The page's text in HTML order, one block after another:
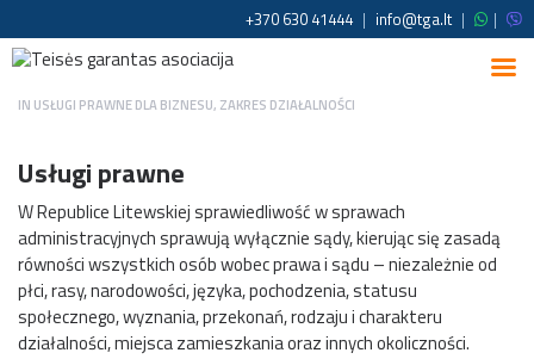
+370 630 41444 | info@tga.lt | |
IN USŁUGI PRAWNE DLA BIZNESU, ZAKRES DZIAŁALNOŚCI
Usługi prawne
W Republice Litewskiej sprawiedliwość w sprawach
administracyjnych sprawują wyłącznie sądy, kierując się zasadą
równości wszystkich osób wobec prawa i sądu – niezależnie od
płci, rasy, narodowości, języka, pochodzenia, statusu
społecznego, wyznania, przekonań, rodzaju i charakteru
działalności, miejsca zamieszkania oraz innych okoliczności.